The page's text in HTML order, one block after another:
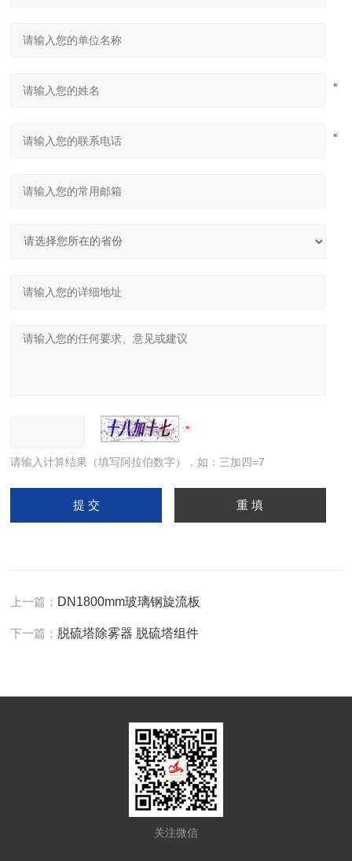
请输入计算结果（填写阿拉伯数字），如：三加四=7
上一篇： DN1800mm玻璃钢旋流板
下一篇： 脱硫塔除雾器 脱硫塔组件
关注微信